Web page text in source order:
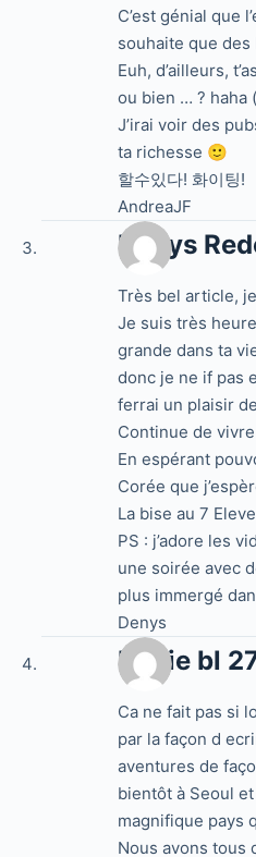
C’est génial que
souhaite que
Euh, d’ailleurs,
ou bien … ? haha
J’irai voir des
ta richesse 🙂
할수있다! 화이팅!
AndreaJF
Denys
Très bel article,
Je suis très
grande dans ta
donc je ne if pas
ferrai un plaisir
Continue de
En espérant
Corée que
La bise au 7
PS : j’adore les
une soirée avec
plus immergé
Denys
Marie bl
Ca ne fait pas si
par la façon d
aventures de
bientôt à Seoul
magnifique pays
Nous avons tous